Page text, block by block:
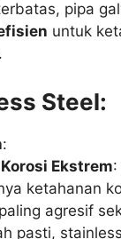
pipa
untuk
Steel:
:
Ekstrem
ketahanan
agresif
pasti,